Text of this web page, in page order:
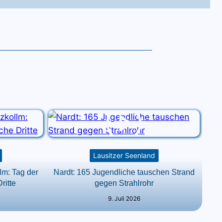
Tag der
Lausitzer Seenland
Nardt: 165 Jugendliche tauschen Strand
gegen Strahlrohr
9. Juli 2026